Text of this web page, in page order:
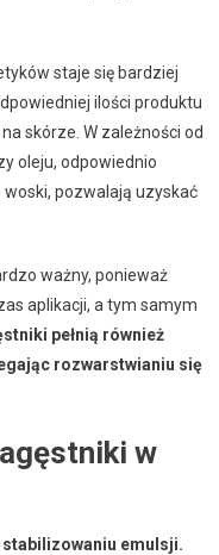
staje się bardziej
ilości produktu
skórze. W zależności od
oleju, odpowiednio
pozwalają uzyskać
ważny, ponieważ
aplikacji, a tym samym
pełnią również
rozwarstwianiu się
w
emulsji.